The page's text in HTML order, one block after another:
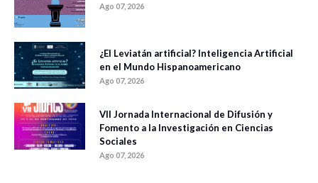
Ago 07, 2026
¿El Leviatán artificial? Inteligencia Artificial
en el Mundo Hispanoamericano
Ago 07, 2026
VII Jornada Internacional de Difusión y
Fomento a la Investigación en Ciencias
Sociales
Ago 07, 2026